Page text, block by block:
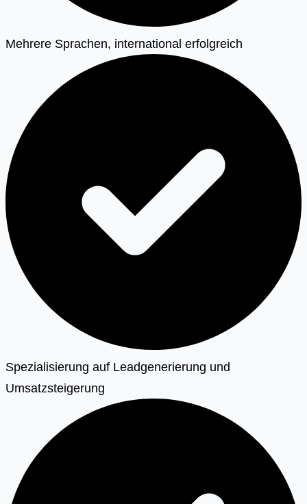
Mehrere Sprachen, international erfolgreich
Spezialisierung auf Leadgenerierung und
Umsatzsteigerung